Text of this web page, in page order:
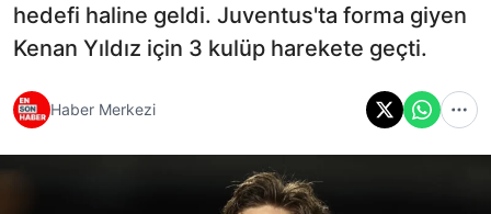
hedefi haline geldi. Juventus'ta forma giyen
Kenan Yıldız için 3 kulüp harekete geçti.
Haber Merkezi